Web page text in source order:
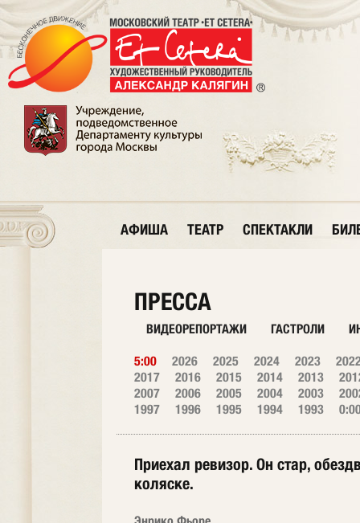
АФИША ТЕАТР СПЕКТАКЛИ
ПРЕССА
ВИДЕОРЕПОРТАЖИ ГАСТРОЛИ
5:00 2026 2025 2024 2023
2017
2016 2015 2014 2013
2007
2006 2005 2004 2003
1997
1996 1995 1994 1993
Приехал ревизор. Он стар,
коляске.